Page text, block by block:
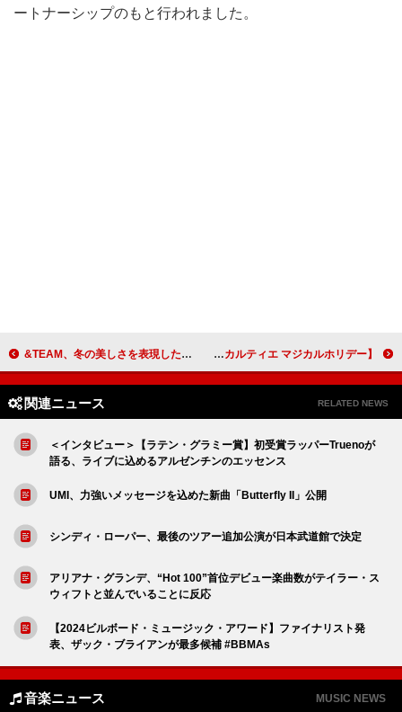
ートナーシップのもと行われました。
&TEAM、冬の美しさを表現した『雪明かり (Yukiakari)』アルバムプレビュー公開 香取慎吾が参加型アート作品を制作、ポップアップイベント【カルティエ マジカルホリデー】
関連ニュース RELATED NEWS
＜インタビュー＞【ラテン・グラミー賞】初受賞ラッパーTruenoが
語る、ライブに込めるアルゼンチンのエッセンス
UMI、力強いメッセージを込めた新曲「Butterfly II」公開
シンディ・ローパー、最後のツアー追加公演が日本武道館で決定
アリアナ・グランデ、“Hot 100”首位デビュー楽曲数がテイラー・ス
ウィフトと並んでいることに反応
【2024ビルボード・ミュージック・アワード】ファイナリスト発
表、ザック・ブライアンが最多候補 #BBMAs
音楽ニュース MUSIC NEWS